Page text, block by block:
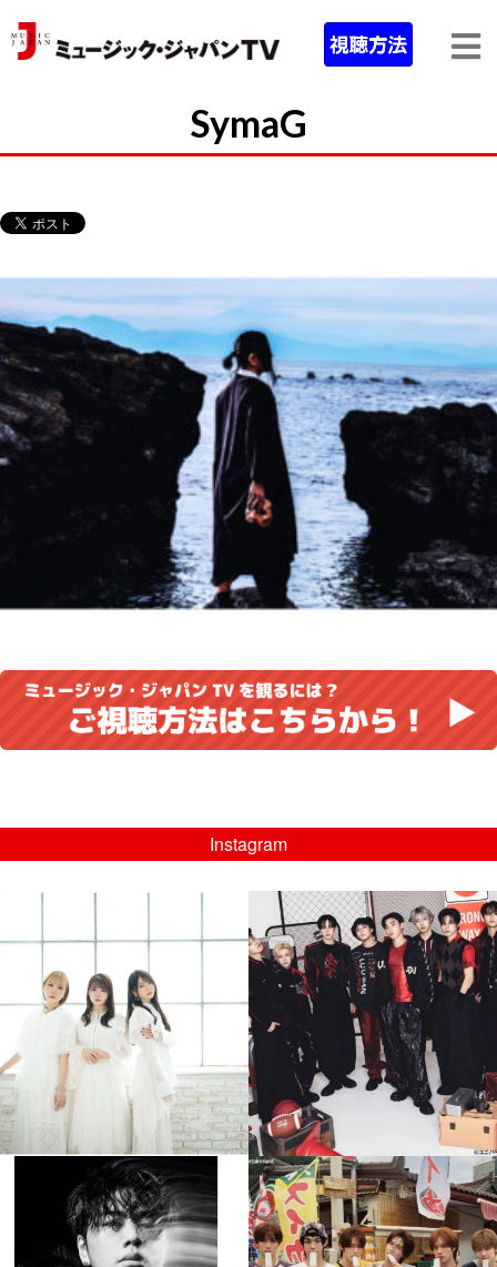
SymaG
Instagram
...
8月 4
4 0
musicjapantv
💡08/05(水)23:00特番放送！
...
8月 4
4 0
musicjapantv
💡8月特番放送決定！
...
8月 4
musicjapantv
💡8月特番放送決定！
...
8月 4